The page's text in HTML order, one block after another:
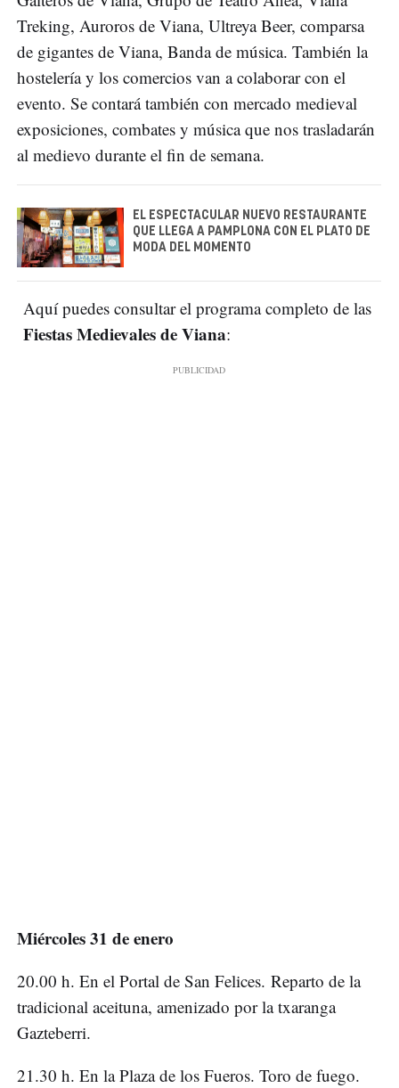
Treking, Auroros de Viana, Ultreya Beer, comparsa
de gigantes de Viana, Banda de música. También la
hostelería y los comercios van a colaborar con el
evento. Se contará también con mercado medieval
exposiciones, combates y música que nos trasladarán
al medievo durante el fin de semana.
EL ESPECTACULAR NUEVO RESTAURANTE
QUE LLEGA A PAMPLONA CON EL PLATO DE
MODA DEL MOMENTO
Aquí puedes consultar el programa completo de las
Fiestas Medievales de Viana:
Miércoles 31 de enero
20.00 h. En el Portal de San Felices. Reparto de la
tradicional aceituna, amenizado por la txaranga
Gazteberri.
21.30 h. En la Plaza de los Fueros. Toro de fuego.